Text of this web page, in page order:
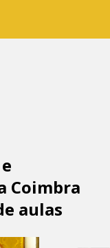
Coimbra
aulas